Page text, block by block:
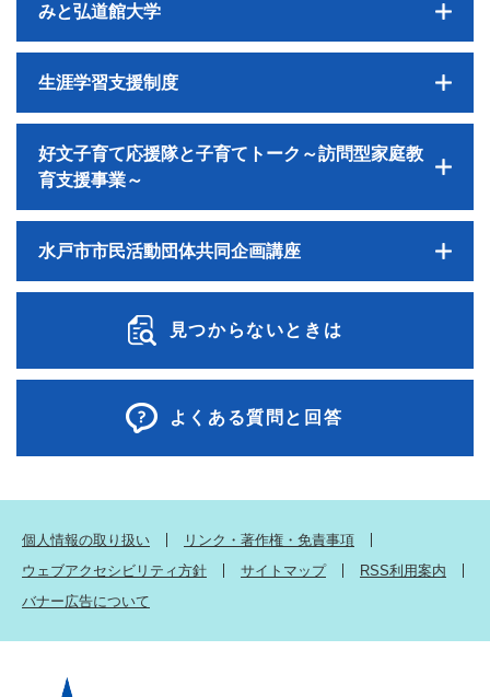
みと弘道館大学
生涯学習支援制度
好文子育て応援隊と子育てトーク～訪問型家庭教
育支援事業～
水戸市市民活動団体共同企画講座
見つからないときは
よくある質問と回答
個人情報の取り扱い
リンク・著作権・免責事項
ウェブアクセシビリティ方針
サイトマップ
RSS利用案内
バナー広告について